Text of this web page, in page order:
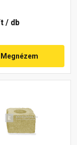
/ db
Megnézem